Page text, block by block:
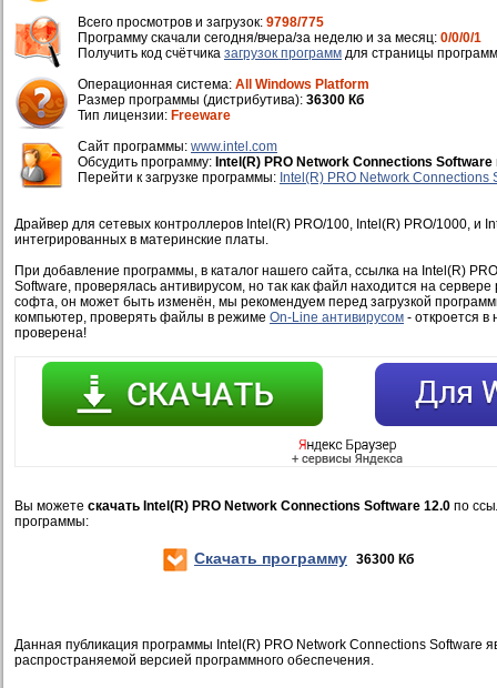
Всего просмотров и загрузок: 9798/775
Программу скачали сегодня/вчера/за неделю и за месяц: 0/0/0/1
Получить код счётчика загрузок программ для страницы
Операционная система: All Windows Platform
Размер программы (дистрибутива): 36300 Кб
Тип лицензии: Freeware
Cайт программы: www.intel.com
Обсудить программу: Intel(R) PRO Network Connections Software
Перейти к загрузке программы: Intel(R) PRO Network Connections
Драйвер для сетевых контроллеров Intel(R) PRO/100, Intel(R) PRO/1000, и
интегрированных в материнские платы.
При добавление программы, в каталог нашего сайта, ссылка на Intel(R)
Software, проверялась антивирусом, но так как файл находится на
софта, он может быть изменён, мы рекомендуем перед загрузкой
компьютер, проверять файлы в режиме On-Line антивирусом - откроется в
проверена!
Вы можете скачать Intel(R) PRO Network Connections Software 12.0 по
программы:
Скачать программу 36300 Кб
Данная публикация программы Intel(R) PRO Network Connections Software
распространяемой версией программного обеспечения.